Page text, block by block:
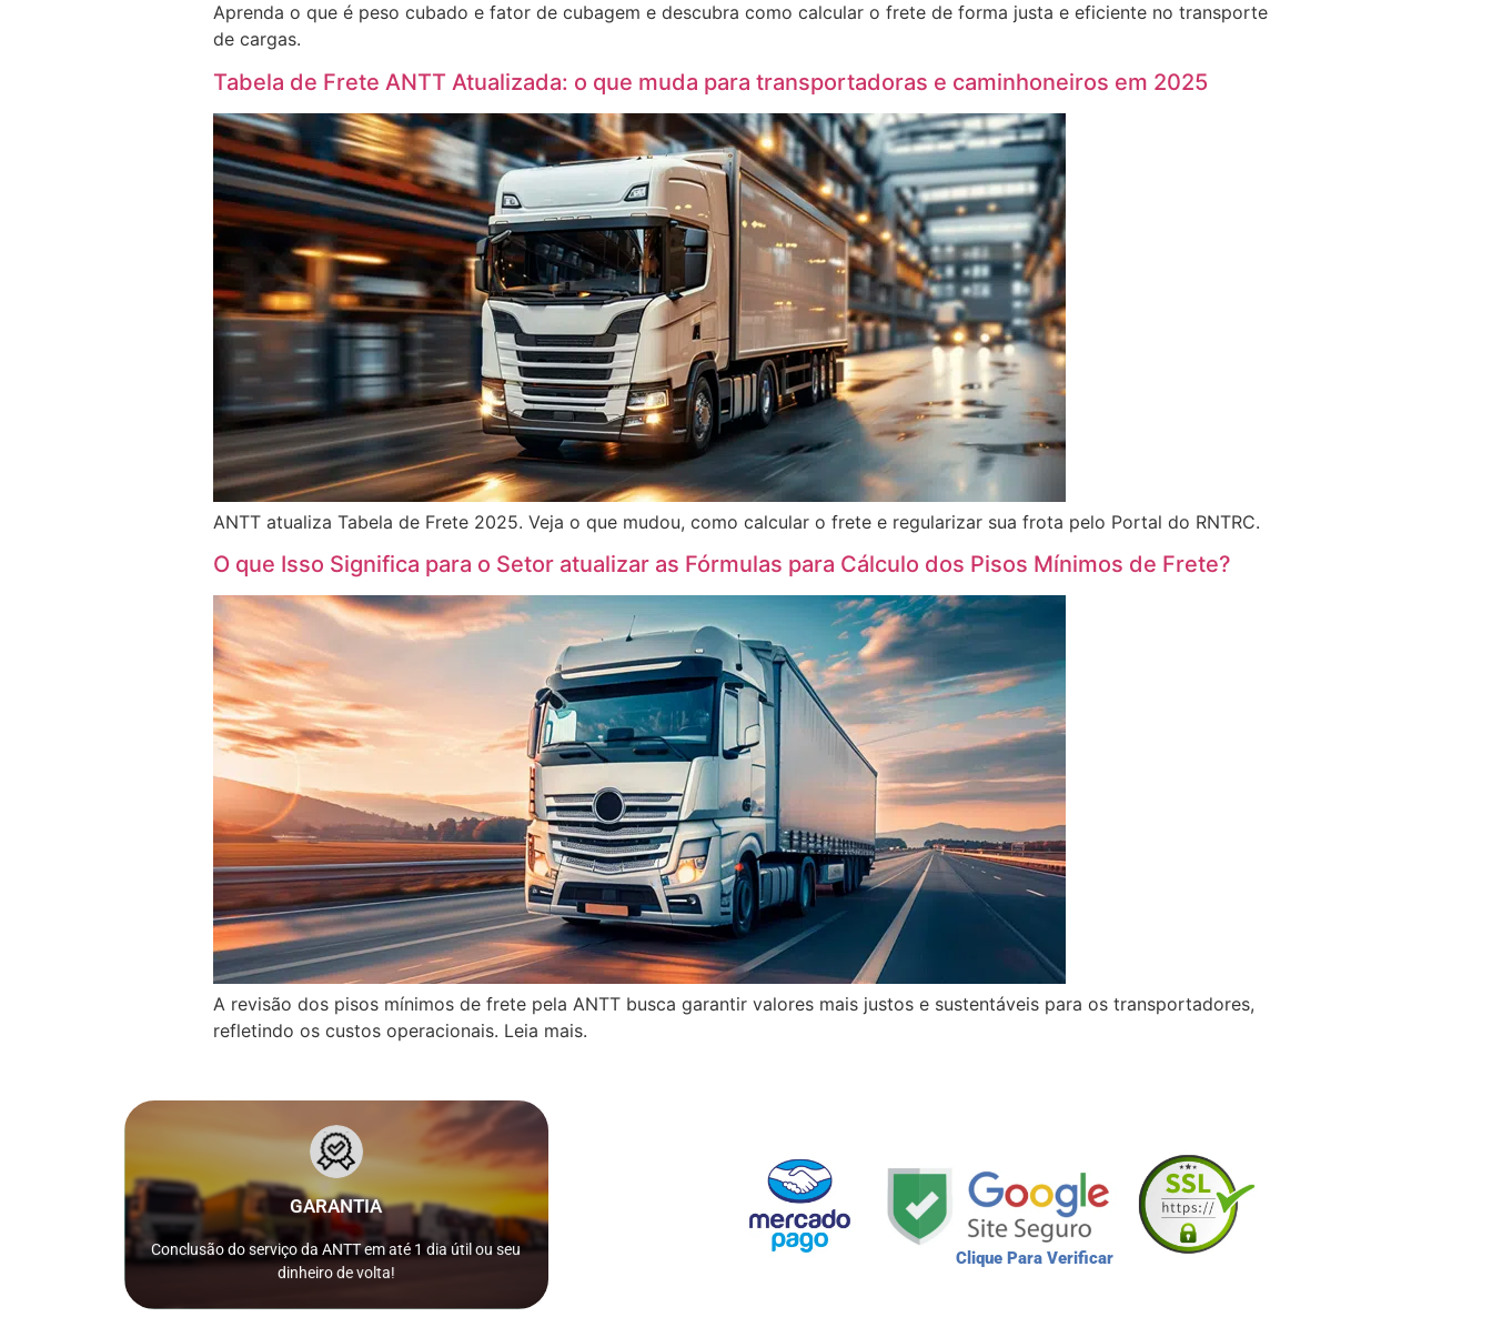
Aprenda o que é peso cubado e fator de cubagem e descubra como calcular o frete de forma justa e eficiente no transporte
de cargas.
Tabela de Frete ANTT Atualizada: o que muda para transportadoras e caminhoneiros em 2025
ANTT atualiza Tabela de Frete 2025. Veja o que mudou, como calcular o frete e regularizar sua frota pelo Portal do RNTRC.
O que Isso Significa para o Setor atualizar as Fórmulas para Cálculo dos Pisos Mínimos de Frete?
A revisão dos pisos mínimos de frete pela ANTT busca garantir valores mais justos e sustentáveis para os transportadores,
refletindo os custos operacionais. Leia mais.
GARANTIA
Conclusão do serviço da ANTT em até 1 dia útil ou seu
dinheiro de volta!
ISSO MESMO!
Nós reembolsamos 100% do valor pago como garantia
caso o serviço da ANTT solicitado não seja concluído
em até 1 dia útil após a confirmação do pagamento.
Clique Para Verificar